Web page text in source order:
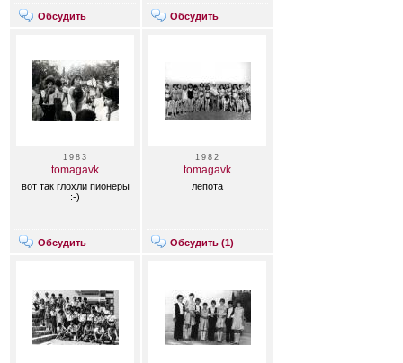
Обсудить Обсудить
1983
tomagavk
вот так глохли пионеры
:-)
Обсудить
1982
tomagavk
лепота
Обсудить (1)